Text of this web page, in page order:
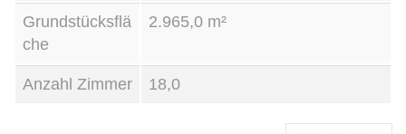
Grundstücksflä
che
2.965,0 m²
Anzahl Zimmer 18,0